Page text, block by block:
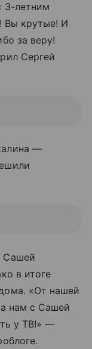
3-летним
Вы крутые! И
за веру!
Сергей
—
Сашей
в итоге
«От нашей
нам с Сашей
у ТВ!» —